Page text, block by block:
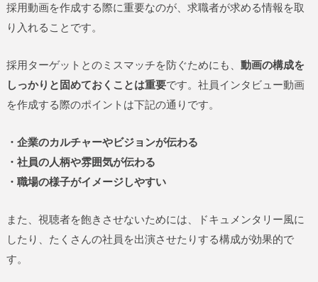
採用動画を作成する際に重要なのが、求職者が求める情報を取
り入れることです。
採用ターゲットとのミスマッチを防ぐためにも、 動画の構成を
しっかりと固めておくことは重要です。社員インタビュー動画
を作成する際のポイントは下記の通りです。
・企業のカルチャーやビジョンが伝わる
・社員の人柄や雰囲気が伝わる
・職場の様子がイメージしやすい
また、視聴者を飽きさせないためには、ドキュメンタリー風に
したり、たくさんの社員を出演させたりする構成が効果的で
す。